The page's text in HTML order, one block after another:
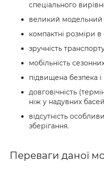
спеціального
великий модельний
компактні розміри
зручність
мобільність
підвищена безпека і
довговічність
ніж у надувних
відсутність
зберігання.
Переваги даної